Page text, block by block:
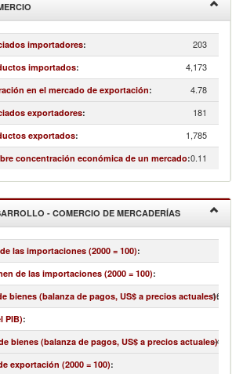
importadores: 203
importados: 4,173
en el mercado de exportación: 4.78
exportadores: 181
exportados: 1,785
concentración económica de un mercado:0.11
- COMERCIO DE MERCADERÍAS
las importaciones (2000 = 100):
de las importaciones (2000 = 100):
bienes (balanza de pagos, US$ a precios actuales):
PIB):
bienes (balanza de pagos, US$ a precios actuales):
-
exportación (2000 = 100):